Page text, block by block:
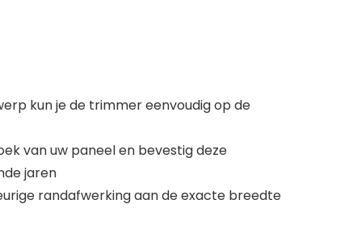
kun je de trimmer eenvoudig op de
van uw paneel en bevestig deze
jaren
randafwerking aan de exacte breedte